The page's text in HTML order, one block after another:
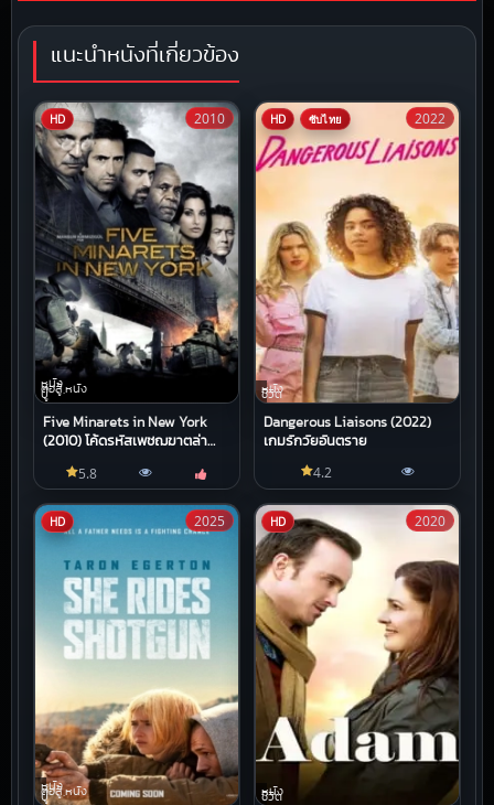
แนะนำหนังที่เกี่ยวข้อง
HD
หนัง
ต่อสู้,หนัง
บู๊
Five Minarets in New York
(2010) โค้ดรหัสเพชฌฆาตล่า
2010
5.8
HD ซับไทย
หนัง
ชีวิต
Dangerous Liaisons (2022)
เกมรักวัยอันตราย
2022
4.2
HD
หนัง
ต่อสู้,หนัง
บู๊
2025 HD
หนัง
ชีวิต
2020